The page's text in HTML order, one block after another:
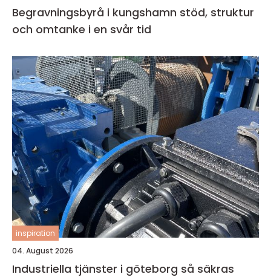
Begravningsbyrå i kungshamn stöd, struktur
och omtanke i en svår tid
inspiration
04. August 2026
Industriella tjänster i göteborg så säkras